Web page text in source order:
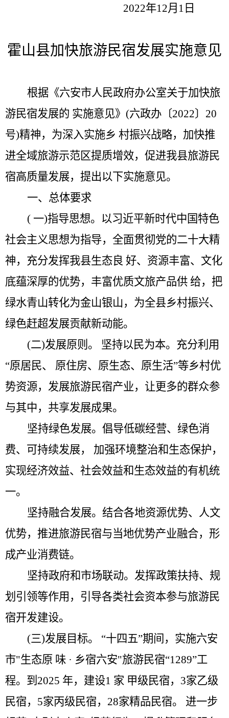
2022年12月 1 日
霍山县加快旅游民宿发展实施意见
根据《六安市人民政府办公室关于加快旅
游民宿发展的 实施意见》 (六政办〔2022〕 20
号)精神，为深入实施乡 村振兴战略，加快推
进全域旅游示范区提质增效，促进我县旅游民
宿高质量发展，提出以下实施意见。
一、总体要求
( 一)指导思想。 以习近平新时代中国特色
社会主义思想为指导，全面贯彻党的二十大精
神，充分发挥我县生态良 好、资源丰富、文化
底蕴深厚的优势，丰富优质文旅产品供 给，把
绿水青山转化为金山银山，为全县乡村振兴、
绿色赶超发展贡献新动能。
(二)发展原则。
坚持以民为本。充分利用
“原居民、 原住房、原生态、原生活”等乡村优
势资源，发展旅游民宿产业，让更多的群众参
与其中，共享发展成果。
坚持绿色发展。倡导低碳经营、绿色消
费、可持续发展，
加强环境整治和生态保护，
实现经济效益、社会效益和生态效益的有机统
一。
坚持融合发展。结合各地资源优势、人文
优势，推进旅游民宿与当地优势产业融合，形
成产业消费链。
坚持政府和市场联动。发挥政策扶持、规
划引领等作用 ， 引导各类社会资本参与旅游民
宿开发建设。
(三)发展目标。
“十四五”期间，实施六安
市"生态原 味 · 乡宿六安"旅游民宿“1289”工
程。到 2025 年，建设1 家 甲级民宿， 3家乙级
民宿， 5家丙级民宿， 28家精品民宿。 进一步